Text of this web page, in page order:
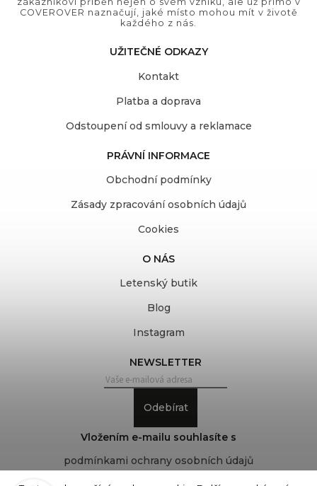
COVEROVER naznačují, jaké místo mohou mít v životě
každého z nás.
UŽITEČNÉ ODKAZY
Kontakt
Platba a doprava
Odstoupení od smlouvy a reklamace
PRÁVNÍ INFORMACE
Obchodní podmínky
Zásady zpracování osobních údajů
Cookies
O NÁS
Letenský butik
Blog
Instagram
NEWSLETTER
Odebírat
Vložením e-mailu souhlasíte s
podmínkami ochrany osobních údajů